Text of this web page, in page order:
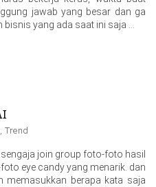
jawab yang besar dan ga
yang ada saat ini saja …
, Trend
join group foto-foto hasil
eye candy yang menarik. dan
memasukkan berapa kata saja